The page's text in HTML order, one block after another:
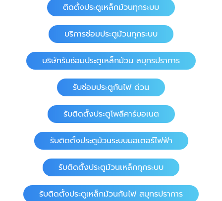
ติดตั้งประตูเหล็กม้วนทุกระบบ
บริการซ่อมประตูม้วนทุกระบบ
บริษัทรับซ่อมประตูเหล็กม้วน สมุทรปราการ
รับซ่อมประตูกันไฟ ด่วน
รับติดตั้งประตูโพลีคาร์บอเนต
รับติดตั้งประตูม้วนระบบมอเตอร์ไฟฟ้า
รับติดตั้งประตูม้วนเหล็กทุกระบบ
รับติดตั้งประตูเหล็กม้วนกันไฟ สมุทรปราการ